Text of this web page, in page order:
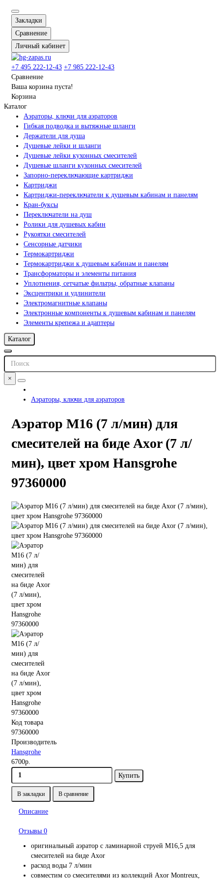
Закладки
Сравнение
Личный кабинет
+7 495 222-12-43 +7 985 222-12-43
Сравнение
Ваша корзина пуста!
Корзина
Каталог
Аэраторы, ключи для аэраторов
Гибкая подводка и вытяжные шланги
Держатели для душа
Душевые лейки и шланги
Душевые лейки кухонных смесителей
Душевые шланги кухонных смесителей
Запорно-переключающие картриджи
Картриджи
Картриджи-переключатели к душевым кабинам и панелям
Кран-буксы
Переключатели на душ
Ролики для душевых кабин
Рукоятки смесителей
Сенсорные датчики
Термокартриджи
Термокартриджи к душевым кабинам и панелям
Трансформаторы и элементы питания
Уплотнения, сетчатые фильтры, обратные клапаны
Эксцентрики и удлинители
Электромагнитные клапаны
Электронные компоненты к душевым кабинам и панелям
Элементы крепежа и адаптеры
Каталог
×
Аэраторы, ключи для аэраторов
Аэратор M16 (7 л/мин) для
смесителей на биде Axor (7 л/
мин), цвет хром Hansgrohe
97360000
Код товара
97360000
Производитель
Hansgrohe
6700р.
Купить
В закладки В сравнение
Описание
Отзывы 0
оригинальный аэратор с ламинарной струей М16,5 для
смесителей на биде Axor
расход воды 7 л/мин
совместим со смесителями из коллекций Axor Montreux,